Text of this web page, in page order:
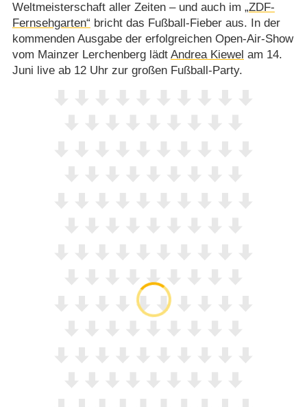
Weltmeisterschaft aller Zeiten – und auch im „ZDF-
Fernsehgarten“ bricht das Fußball-Fieber aus. In der
kommenden Ausgabe der erfolgreichen Open-Air-Show
vom Mainzer Lerchenberg lädt Andrea Kiewel am 14.
Juni live ab 12 Uhr zur großen Fußball-Party.